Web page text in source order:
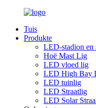
Tuis
Produkte
LED-stadion en
Hoë Mast Lig
LED vloed lig
LED High Bay
LED tuinlig
LED Straatlig
LED Solar